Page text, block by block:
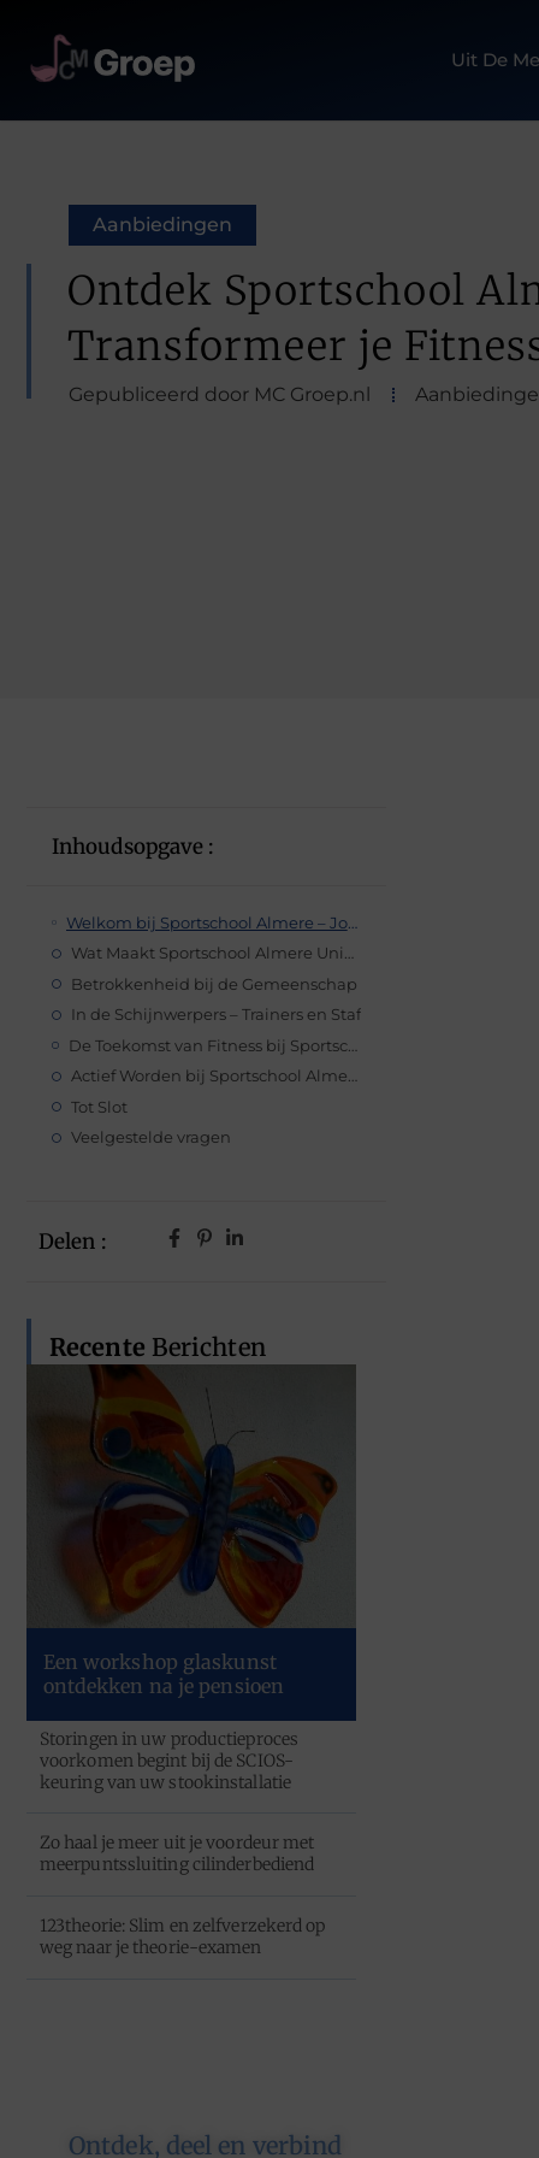
Uit De
Aanbiedingen
Ontdek Sportschool
Transformeer je
Gepubliceerd door MC Groep.nl
Inhoudsopgave :
Welkom bij Sportschool Almere – Jouw Eerste Stap naar Gezondheid en Welzijn
Wat Maakt Sportschool Almere Uniek?
Betrokkenheid bij de Gemeenschap
In de Schijnwerpers – Trainers en Staf
Actief Worden bij Sportschool Almere
Tot Slot
Veelgestelde vragen
Delen :
Recente Berichten
Een workshop glaskunst
ontdekken na je pensioen
Storingen in uw productieproces
voorkomen begint bij de SCIOS-
keuring van uw stookinstallatie
Zo haal je meer uit je voordeur met
meerpuntssluiting cilinderbediend
123theorie: Slim en zelfverzekerd op
weg naar je theorie-examen
Ontdek, deel en verbind